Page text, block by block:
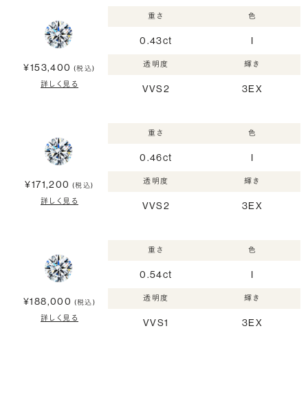
¥153,400 (税込)
詳しく見る
重さ
0.43ct
色
I
透明度
VVS2
輝き
3EX
¥171,200 (税込)
詳しく見る
重さ
0.46ct
色
I
透明度
VVS2
輝き
3EX
¥188,000 (税込)
詳しく見る
重さ
0.54ct
色
I
透明度
VVS1
輝き
3EX